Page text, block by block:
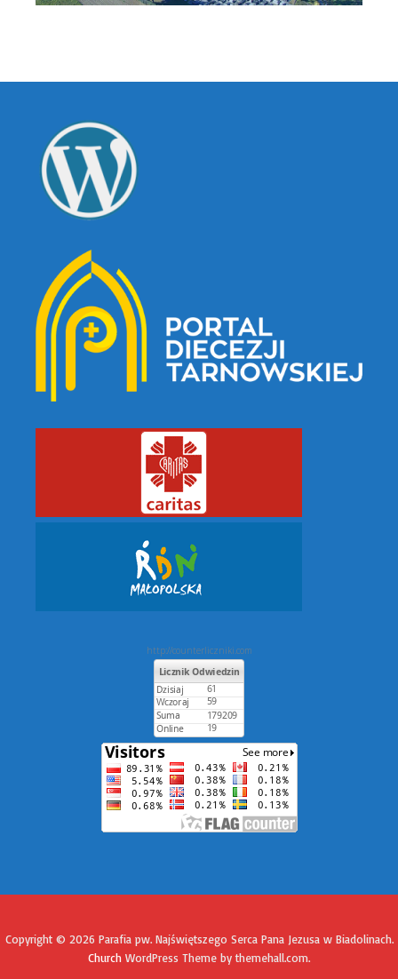
http://counterliczniki.com
Copyright © 2026 Parafia pw. Najświętszego Serca Pana Jezusa w Biadolinach.
Church WordPress Theme by themehall.com.